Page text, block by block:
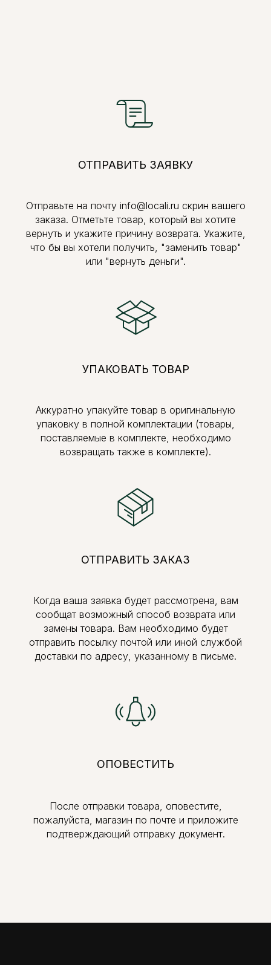
ОТПРАВИТЬ ЗАЯВКУ
Отправьте на почту info@locali.ru скрин вашего
заказа. Отметьте товар, который вы хотите
вернуть и укажите причину возврата. Укажите,
что бы вы хотели получить, "заменить товар"
или "вернуть деньги".
УПАКОВАТЬ ТОВАР
Аккуратно упакуйте товар в оригинальную
упаковку в полной комплектации (товары,
поставляемые в комплекте, необходимо
возвращать также в комплекте).
ОТПРАВИТЬ ЗАКАЗ
Когда ваша заявка будет рассмотрена, вам
сообщат возможный способ возврата или
замены товара. Вам необходимо будет
отправить посылку почтой или иной службой
доставки по адресу, указанному в письме.
ОПОВЕСТИТЬ
После отправки товара, оповестите,
пожалуйста, магазин по почте и приложите
подтверждающий отправку документ.